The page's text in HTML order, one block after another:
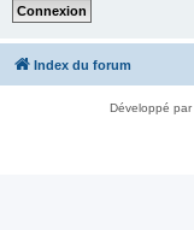
Index du forum
Développé par